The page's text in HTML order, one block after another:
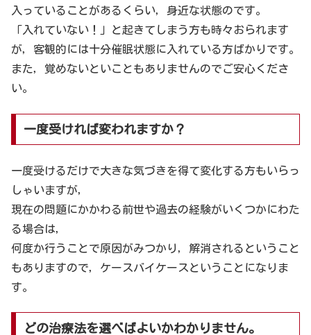
入っていることがあるくらい，身近な状態のです。
「入れていない！」と起きてしまう方も時々おられます
が，客観的には十分催眠状態に入れている方ばかりです。
また，覚めないといこともありませんのでご安心くださ
い。
一度受ければ変われますか？
一度受けるだけで大きな気づきを得て変化する方もいらっ
しゃいますが，
現在の問題にかかわる前世や過去の経験がいくつかにわた
る場合は，
何度か行うことで原因がみつかり，解消されるということ
もありますので，ケースバイケースということになりま
す。
どの治療法を選べばよいかわかりません。